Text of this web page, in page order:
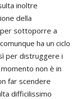
inoltre
della
sottoporre a
ha un ciclo
per distruggere i
non è in
far scendere
difficilissimo